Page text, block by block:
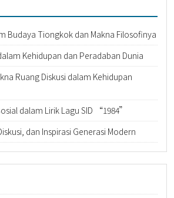
Budaya Tiongkok dan Makna Filosofinya
Kehidupan dan Peradaban Dunia
Ruang Diskusi dalam Kehidupan
dalam Lirik Lagu SID “1984”
dan Inspirasi Generasi Modern